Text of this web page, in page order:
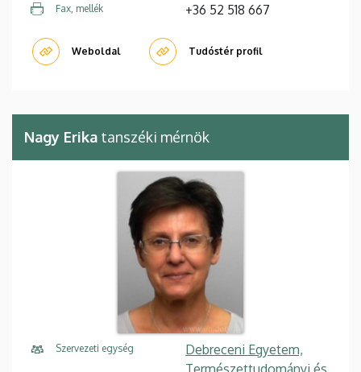
Fax, mellék +36 52 518 667
Weboldal Tudóstér profil
Nagy Erika tanszéki mérnök
Szervezeti egység
Debreceni Egyetem,
Természettudományi és